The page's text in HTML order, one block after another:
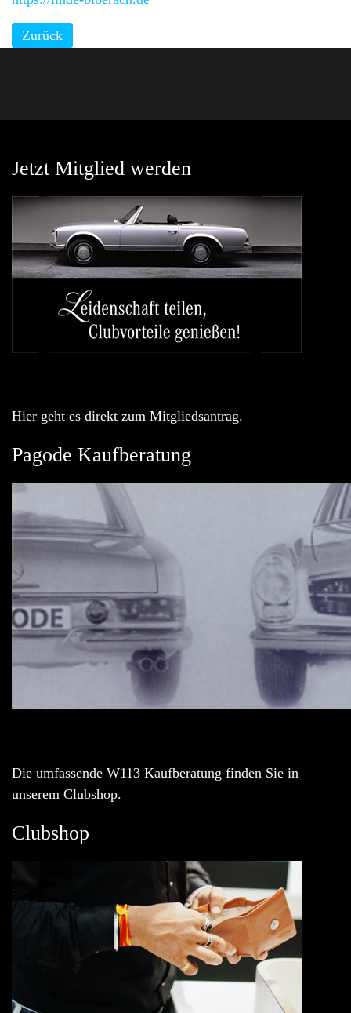
Zurück
Jetzt Mitglied werden
Hier geht es direkt zum Mitgliedsantrag.
Pagode Kaufberatung
Die umfassende W113 Kaufberatung finden Sie in
unserem Clubshop.
Clubshop